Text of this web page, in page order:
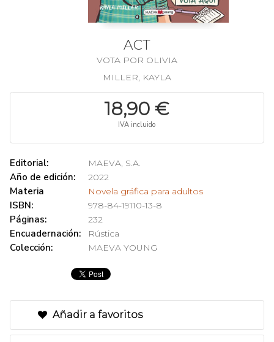
ACT
VOTA POR OLIVIA
MILLER, KAYLA
18,90 €
IVA incluido
Editorial: MAEVA, S.A.
Año de edición: 2022
Materia Novela gráfica para adultos
ISBN: 978-84-19110-13-8
Páginas: 232
Encuadernación: Rústica
Colección: MAEVA YOUNG
Añadir a favoritos